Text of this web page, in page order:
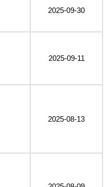
2025-09-30
2025-09-11
2025-08-13